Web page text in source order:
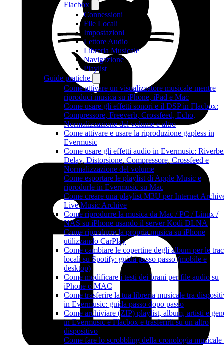
Flacbox
Connessioni
File Locali
Impostazioni
Lettore Audio
Libreria Musicale
Navigazione
Playlist
Guide pratiche
Come attivare un visualizzatore musicale mentre
riproduci musica su iPhone, iPad e Mac
Come usare gli effetti sonori e il DSP in Flacbox:
Compressore, Freeverb, Crossfeed, Echo,
Normalizzazione del volume e altro
Come attivare e usare la riproduzione gapless in
Evermusic
Come usare gli effetti audio in Evermusic:
Delay, Distorsione, Compressore, Crossfeed e
Normalizzazione del volume
Come esportare le playlist di Apple Music e
riprodurle in Evermusic su Mac
Come creare una playlist M3U per Internet
Live Music Archive
Come riprodurre la musica da Mac / PC / Linux /
NAS su iPhone usando il server Kodi DLNA
Come riprodurre la propria musica su iPhone
utilizzando CarPlay
Come cambiare le copertine degli album per le
locali su Spotify: guida passo passo (mobile e
desktop)
Come modificare i testi dei brani per file audio su
iPhone o MAC
Come trasferire la tua libreria musicale tra
in Evermusic: guida passo dopo passo
Come archiviare (ZIP) playlist, album, artisti e
in Evermusic e Flacbox e trasferirli su un altro
dispositivo
Come fare lo scrobbling della cronologia musicale